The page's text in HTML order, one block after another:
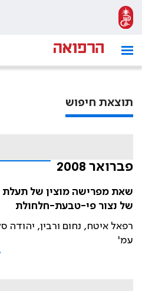
תוצאת חיפוש
פברואר 2008
שאת מפרישה מוצין של תעלת
של נצור פי-טבעת-חלחולת
רפאל איטח, נחום ורבין, יהודה
עמ'